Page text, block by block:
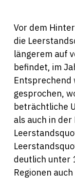
Vor dem
die
längerem auf
befindet, im
Entsprechend
gesprochen,
beträchtliche
als auch in
deutlich unter
Regionen